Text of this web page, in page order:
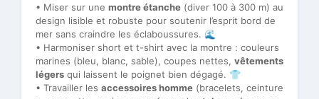
• Miser sur une montre étanche (diver 100 à 300 m) au
design lisible et robuste pour soutenir l’esprit bord de
mer sans craindre les éclaboussures. 🌊
• Harmoniser short et t-shirt avec la montre : couleurs
marines (bleu, blanc, sable), coupes nettes, vêtements
légers qui laissent le poignet bien dégagé. 👕
• Travailler les accessoires homme (bracelets, ceinture